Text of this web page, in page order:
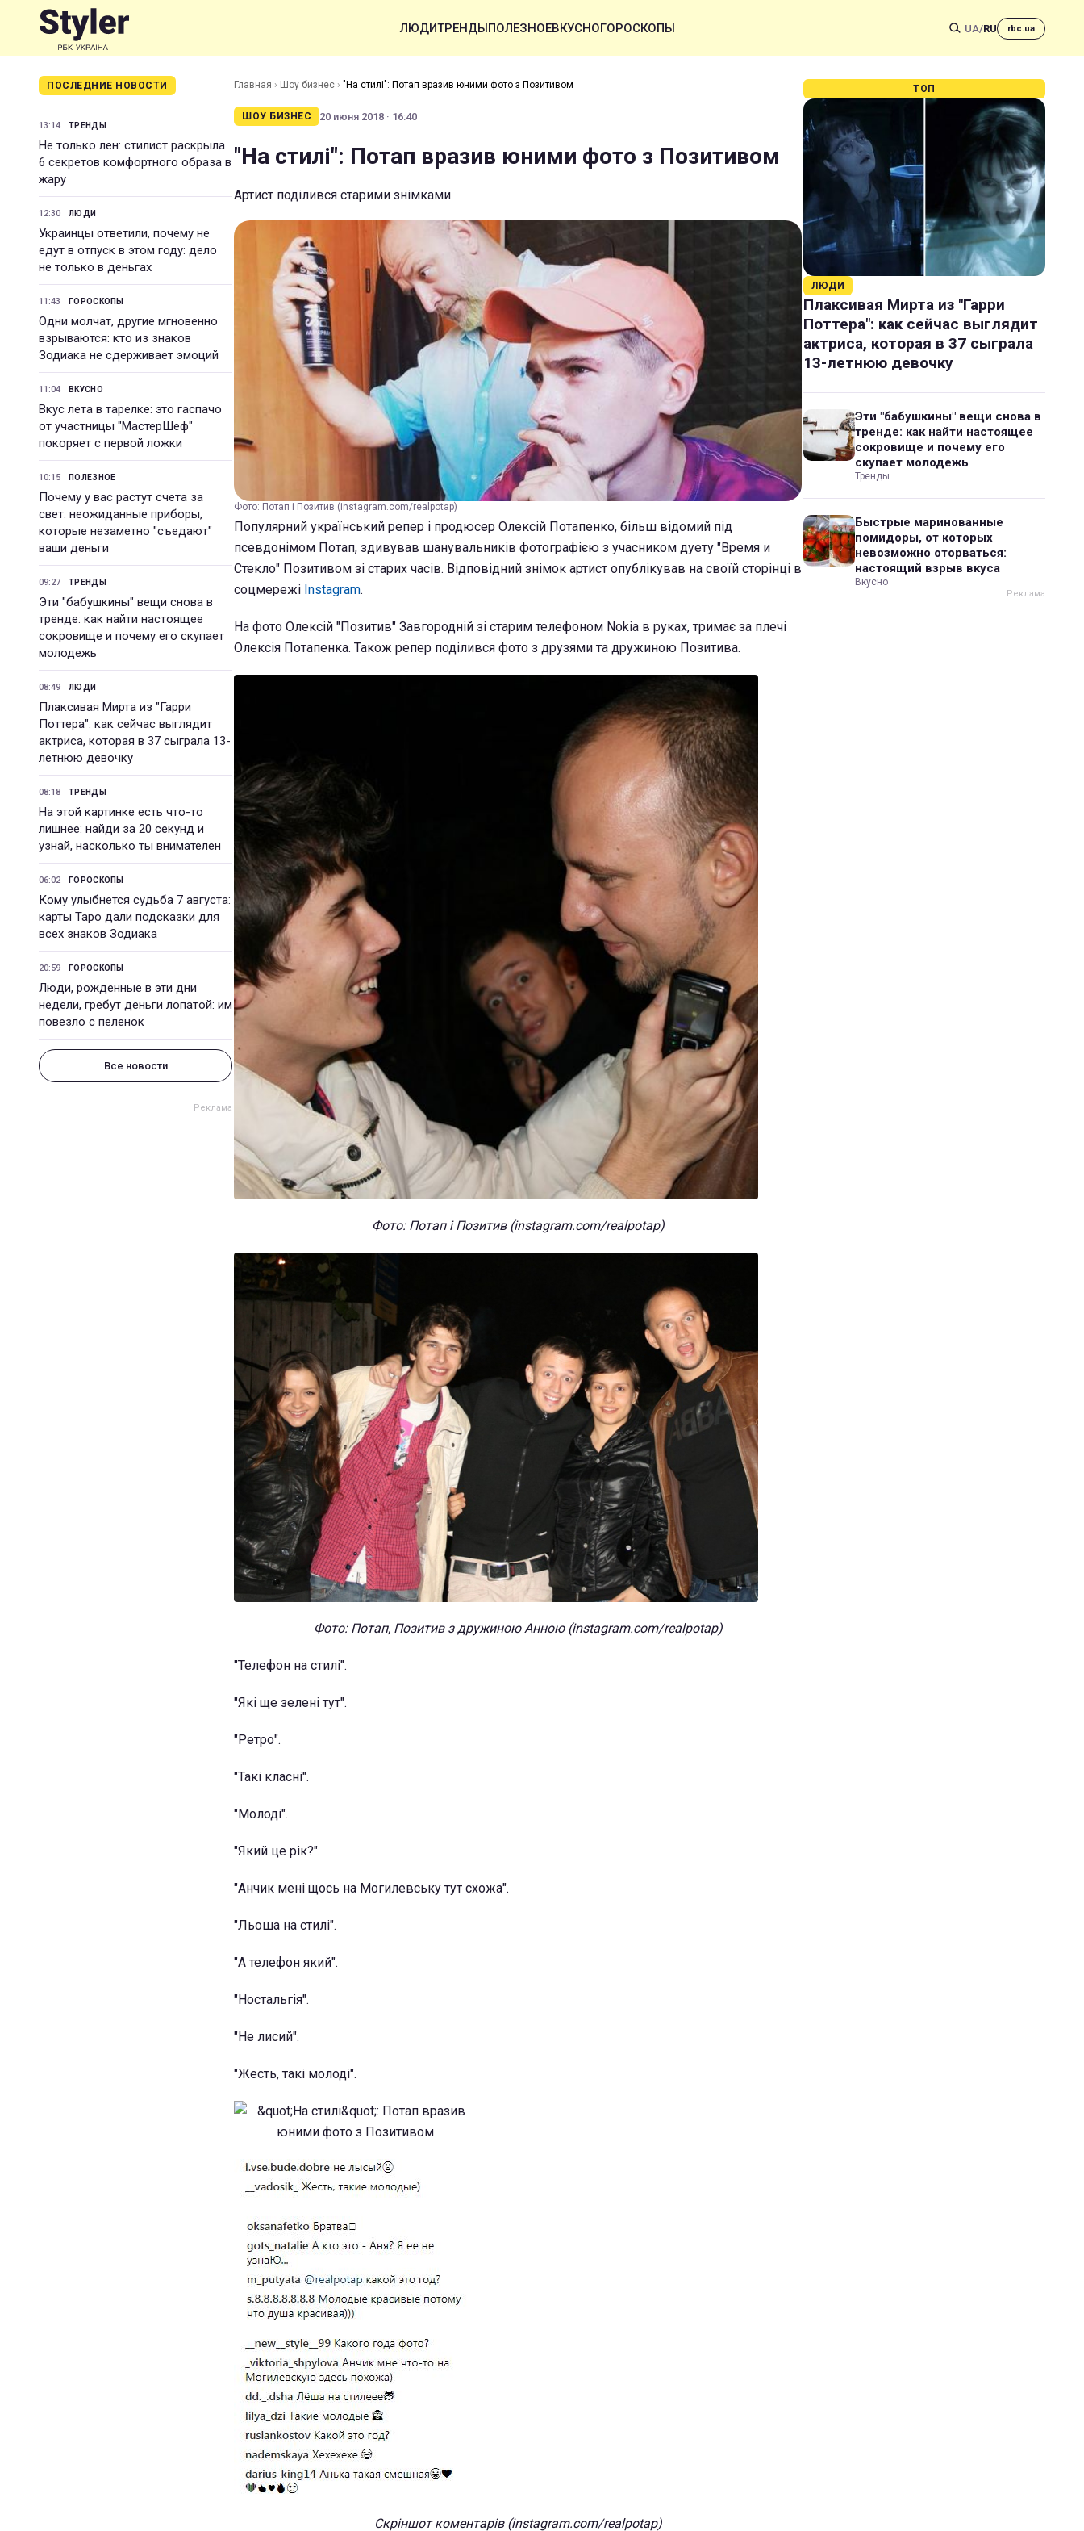
ЛЮДИТРЕНДЫПОЛЕЗНОЕВКУСНОГОРОСКОПЫ UA/RU rbc.ua
ПОСЛЕДНИЕ НОВОСТИ
13:14 ТРЕНДЫ
Не только лен: стилист раскрыла
6 секретов комфортного образа в
жару
12:30 ЛЮДИ
Украинцы ответили, почему не
едут в отпуск в этом году: дело
не только в деньгах
11:43 ГОРОСКОПЫ
Одни молчат, другие мгновенно
взрываются: кто из знаков
Зодиака не сдерживает эмоций
11:04 ВКУСНО
Вкус лета в тарелке: это гаспачо
от участницы "МастерШеф"
покоряет с первой ложки
10:15 ПОЛЕЗНОЕ
Почему у вас растут счета за
свет: неожиданные приборы,
которые незаметно "съедают"
ваши деньги
09:27 ТРЕНДЫ
Эти "бабушкины" вещи снова в
тренде: как найти настоящее
сокровище и почему его скупает
молодежь
08:49 ЛЮДИ
Плаксивая Мирта из "Гарри
Поттера": как сейчас выглядит
актриса, которая в 37 сыграла 13-
летнюю девочку
08:18 ТРЕНДЫ
На этой картинке есть что-то
лишнее: найди за 20 секунд и
узнай, насколько ты внимателен
06:02 ГОРОСКОПЫ
Кому улыбнется судьба 7 августа:
карты Таро дали подсказки для
всех знаков Зодиака
20:59 ГОРОСКОПЫ
Люди, рожденные в эти дни
недели, гребут деньги лопатой: им
повезло с пеленок
Все новости
Главная › Шоу бизнес › "На стилі": Потап вразив юними фото з Позитивом
ШОУ БИЗНЕС 20 июня 2018 · 16:40
"На стилі": Потап вразив юними фото з Позитивом
Артист поділився старими знімками
Фото: Потап і Позитив (instagram.com/realpotap)
Популярний український репер і продюсер Олексій Потапенко, більш відомий під
псевдонімом Потап, здивував шанувальників фотографією з учасником дуету "Время и
Стекло" Позитивом зі старих часів. Відповідний знімок артист опублікував на своїй сторінці в
соцмережі Instagram.
На фото Олексій "Позитив" Завгородній зі старим телефоном Nokia в руках, тримає за плечі
Олексія Потапенка. Також репер поділився фото з друзями та дружиною Позитива.
Фото: Потап і Позитив (instagram.com/realpotap)
Фото: Потап, Позитив з дружиною Анною (instagram.com/realpotap)
"Телефон на стилі".
"Які ще зелені тут".
"Ретро".
"Такі класні".
"Молоді".
"Який це рік?".
"Анчик мені щось на Могилевську тут схожа".
"Льоша на стилі".
"А телефон який".
"Ностальгія".
"Не лисий".
"Жесть, такі молоді".
Скріншот коментарів (instagram.com/realpotap)
ТОП
ЛЮДИ
Плаксивая Мирта из "Гарри
Поттера": как сейчас выглядит
актриса, которая в 37 сыграла
13-летнюю девочку
Эти "бабушкины" вещи снова в
тренде: как найти настоящее
сокровище и почему его
скупает молодежь
Тренды
Быстрые маринованные
помидоры, от которых
невозможно оторваться:
настоящий взрыв вкуса
Вкусно